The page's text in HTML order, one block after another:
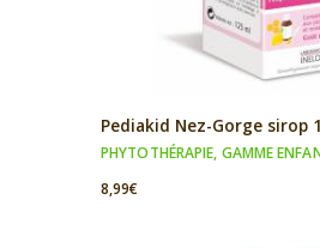
Pediakid Nez-Gorge sirop
PHYTOTHÉRAPIE, GAMME
8,99€